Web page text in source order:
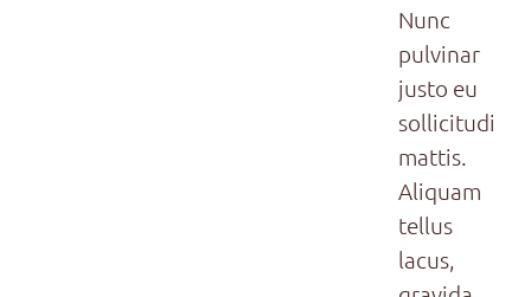
Nunc
pulvinar
justo eu
sollicitudin
mattis.
Aliquam
tellus
lacus,